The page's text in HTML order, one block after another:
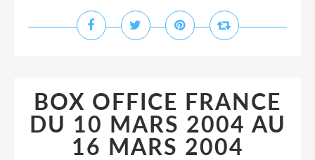
BOX OFFICE FRANCE
DU 10 MARS 2004 AU
16 MARS 2004